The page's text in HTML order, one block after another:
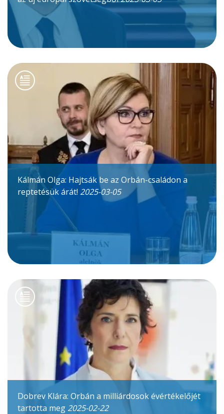
Kálmán Olga: Hajtsák be az Orbán-családon a
reptetésük árát! 2025-03-05
Dobrev Klára: Orbán a milliárdosok évértékelőjét
tartotta meg 2025-02-22